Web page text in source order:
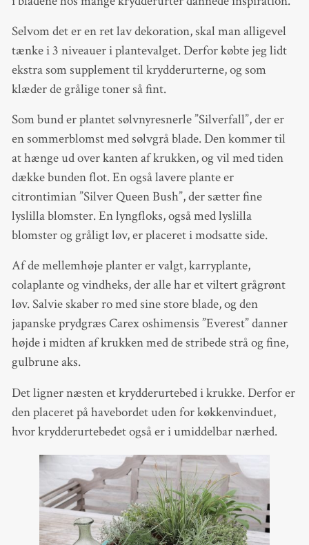
Selvom det er en ret lav dekoration, skal man alligevel
tænke i 3 niveauer i plantevalget. Derfor købte jeg lidt
ekstra som supplement til krydderurterne, og som
klæder de grålige toner så fint.
Som bund er plantet sølvnyresnerle ”Silverfall”, der er
en sommerblomst med sølvgrå blade. Den kommer til
at hænge ud over kanten af krukken, og vil med tiden
dække bunden flot. En også lavere plante er
citrontimian ”Silver Queen Bush”, der sætter fine
lyslilla blomster. En lyngfloks, også med lyslilla
blomster og gråligt løv, er placeret i modsatte side.
Af de mellemhøje planter er valgt, karryplante,
colaplante og vindheks, der alle har et viltert grågrønt
løv. Salvie skaber ro med sine store blade, og den
japanske prydgræs Carex oshimensis ”Everest” danner
højde i midten af krukken med de stribede strå og fine,
gulbrune aks.
Det ligner næsten et krydderurtebed i krukke. Derfor er
den placeret på havebordet uden for køkkenvinduet,
hvor krydderurtebedet også er i umiddelbar nærhed.